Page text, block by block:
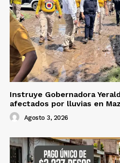
Instruye Gobernadora
afectados por lluvias en
Agosto 3, 2026